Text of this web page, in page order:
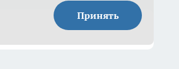
Принять